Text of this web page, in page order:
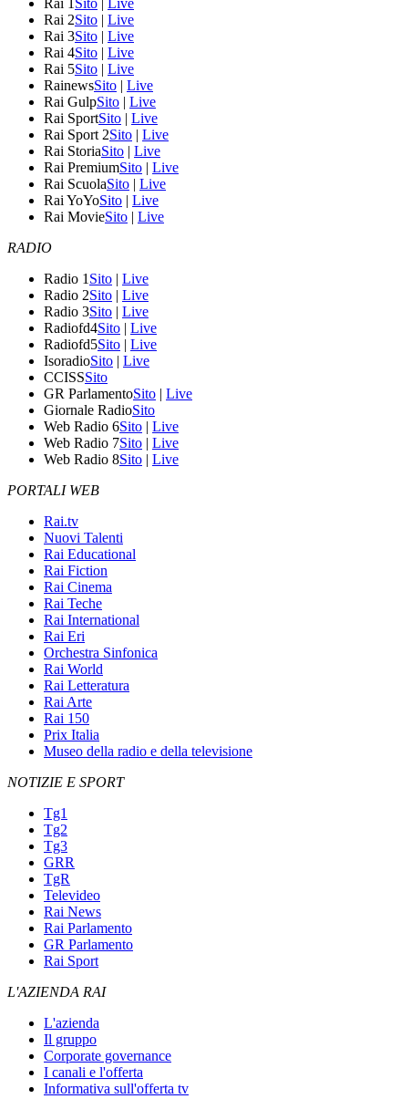
Rai 1 Sito | Live
Rai 2Sito | Live
Rai 3Sito | Live
Rai 4Sito | Live
Rai 5Sito | Live
RainewsSito | Live
Rai GulpSito | Live
Rai SportSito | Live
Rai Sport 2Sito | Live
Rai StoriaSito | Live
Rai PremiumSito | Live
Rai ScuolaSito | Live
Rai YoYoSito | Live
Rai MovieSito | Live
RADIO
Radio 1 Sito | Live
Radio 2Sito | Live
Radio 3Sito | Live
Radiofd4Sito | Live
Radiofd5Sito | Live
IsoradioSito | Live
CCISSSito
GR ParlamentoSito | Live
Giornale RadioSito
Web Radio 6Sito | Live
Web Radio 7Sito | Live
Web Radio 8Sito | Live
PORTALI WEB
Rai.tv
Nuovi Talenti
Rai Educational
Rai Fiction
Rai Cinema
Rai Teche
Rai International
Rai Eri
Orchestra Sinfonica
Rai World
Rai Letteratura
Rai Arte
Rai 150
Prix Italia
Museo della radio e della televisione
NOTIZIE E SPORT
Tg1
Tg2
Tg3
GRR
TgR
Televideo
Rai News
Rai Parlamento
GR Parlamento
Rai Sport
L'AZIENDA RAI
L'azienda
Il gruppo
Corporate governance
I canali e l'offerta
Informativa sull'offerta tv